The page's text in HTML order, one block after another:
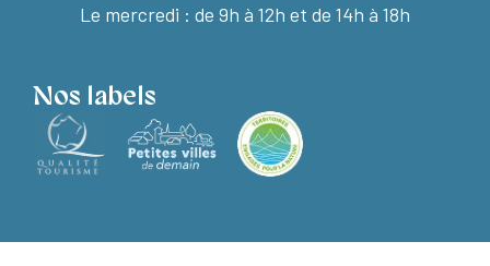
Le mercredi : de 9h à 12h et de 14h à 18h
Nos labels